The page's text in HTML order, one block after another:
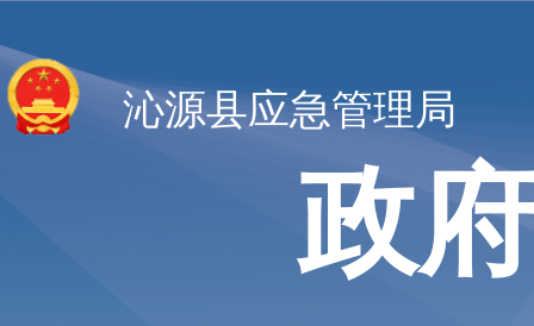
沁源县应急管理局
政